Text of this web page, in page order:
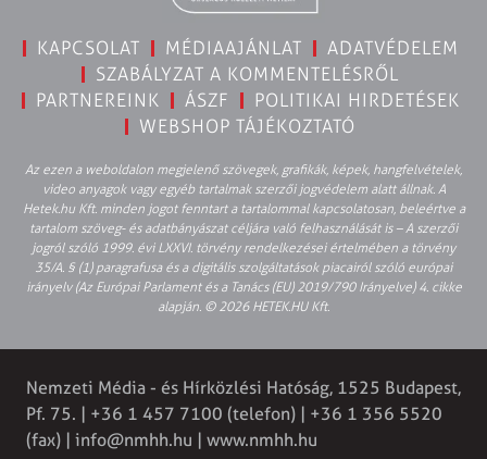
KAPCSOLAT MÉDIAAJÁNLAT
ADATVÉDELEM
SZABÁLYZAT A KOMMENTELÉSRŐL
PARTNEREINK
ÁSZF
POLITIKAI HIRDETÉSEK
WEBSHOP TÁJÉKOZTATÓ
Az ezen a weboldalon megjelenő szövegek, grafikák, képek, hangfelvételek,
video anyagok vagy egyéb tartalmak szerzői jogvédelem alatt állnak. A
Hetek.hu Kft. minden jogot fenntart a tartalommal kapcsolatosan, beleértve a
tartalom szöveg- és adatbányászat céljára való felhasználását is – A szerzői
jogról szóló 1999. évi LXXVI. törvény rendelkezései értelmében a törvény
35/A. § (1) paragrafusa és a digitális szolgáltatások piacairól szóló európai
irányelv (Az Európai Parlament és a Tanács (EU) 2019/790 Irányelve) 4. cikke
alapján. © 2026 HETEK.HU Kft.
Nemzeti Média - és Hírközlési Hatóság, 1525 Budapest,
Pf. 75. | +36 1 457 7100 (telefon) | +36 1 356 5520
(fax) | info@nmhh.hu | www.nmhh.hu